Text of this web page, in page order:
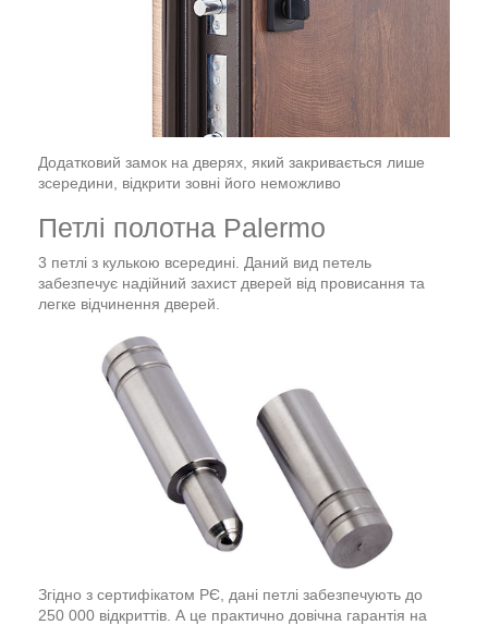
Додатковий замок на дверях, який закривається лише
зсередини, відкрити зовні його неможливо
Петлі полотна Palermo
3 петлі з кулькою всередині. Даний вид петель
забезпечує надійний захист дверей від провисання та
легке відчинення дверей.
Згідно з сертифікатом РЄ, дані петлі забезпечують до
250 000 відкриттів. А це практично довічна гарантія на